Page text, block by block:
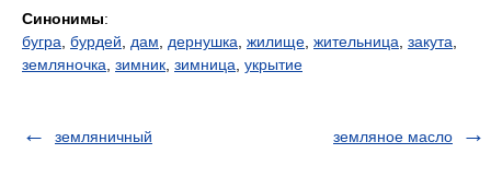
Синонимы:
бугра бурдей дам дернушка жилище жительница закута
земляночка зимник зимница укрытие
земляничный земляное масло